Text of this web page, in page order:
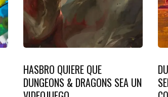
HASBRO QUIERE QUE
DUNGEONS & DRAGONS SEA UN